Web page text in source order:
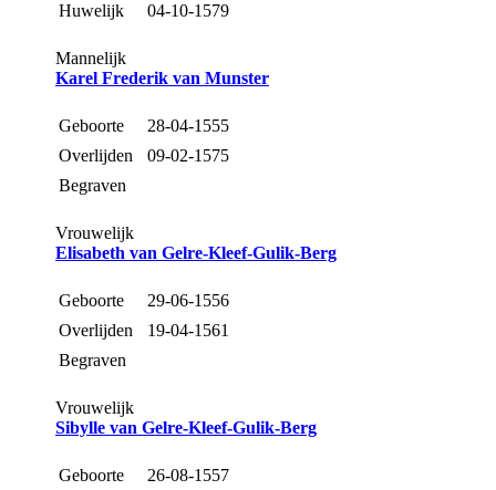
Huwelijk
04-10-1579
Mannelijk
Karel Frederik van Munster
Geboorte
28-04-1555
Overlijden
09-02-1575
Begraven
Vrouwelijk
Elisabeth van Gelre-Kleef-Gulik-Berg
Geboorte
29-06-1556
Overlijden
19-04-1561
Begraven
Vrouwelijk
Sibylle van Gelre-Kleef-Gulik-Berg
Geboorte
26-08-1557